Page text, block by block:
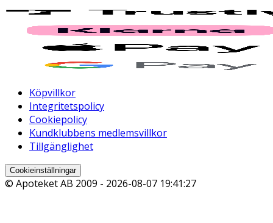
Köpvillkor
Integritetspolicy
Cookiepolicy
Kundklubbens medlemsvillkor
Tillgänglighet
Cookieinställningar
© Apoteket AB 2009 - 2026-08-07 19:41:27